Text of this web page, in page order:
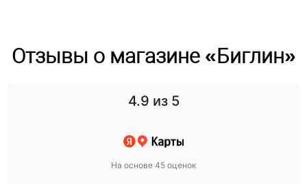
Отзывы о магазине «Биглин»
4.9 из 5
На основе 45 оценок